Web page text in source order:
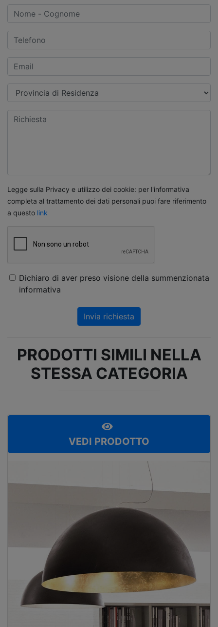
Legge sulla Privacy e utilizzo dei cookie: per l'informativa
completa al trattamento dei dati personali puoi fare riferimento
a questo link
Dichiaro di aver preso visione della summenzionata
informativa
Invia richiesta
PRODOTTI SIMILI NELLA
STESSA CATEGORIA
VEDI PRODOTTO